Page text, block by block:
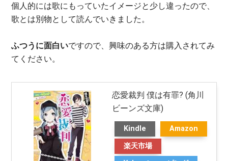
個人的には歌にもっていたイメージと少し違ったので、
歌とは別物として読んでいきました。
ふつうに面白いですので、興味のある方は購入されてみ
てください。
恋愛裁判 僕は有罪? (角川
ビーンズ文庫)
Kindle
Amazon
楽天市場